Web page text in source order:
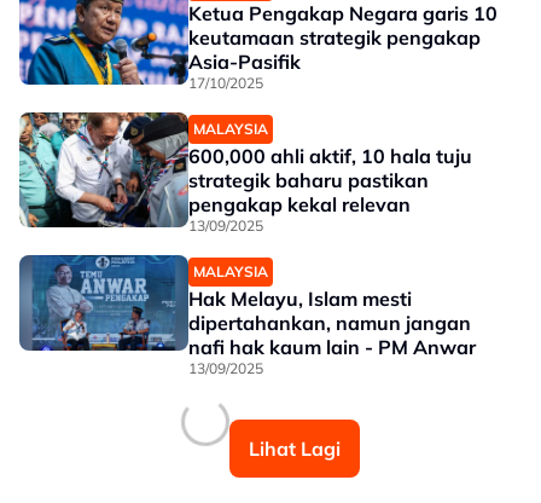
Ketua Pengakap Negara garis 10
keutamaan strategik pengakap
Asia-Pasifik
17/10/2025
MALAYSIA
600,000 ahli aktif, 10 hala tuju
strategik baharu pastikan
pengakap kekal relevan
13/09/2025
MALAYSIA
Hak Melayu, Islam mesti
dipertahankan, namun jangan
nafi hak kaum lain - PM Anwar
13/09/2025
Lihat Lagi